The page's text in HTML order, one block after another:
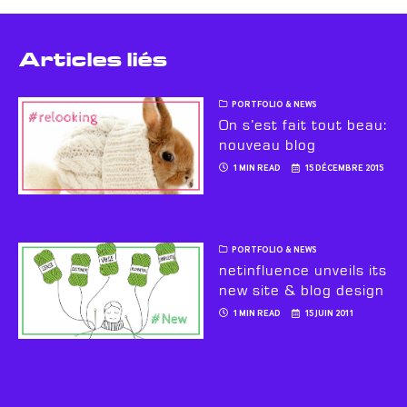
Articles liés
PORTFOLIO & NEWS
On s’est fait tout beau:
nouveau blog
1 MIN READ 15 DÉCEMBRE 2015
PORTFOLIO & NEWS
netinfluence unveils its
new site & blog design
1 MIN READ 15 JUIN 2011